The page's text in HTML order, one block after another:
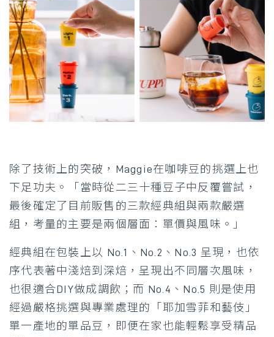
除了技術上的突破，Maggie在咖啡豆的挑選上也
下足功夫。「當時從二三十種豆子中反覆嘗試，
最後確定了目前販售的三款經典組與兩款嚴選
組，考量的主要是兩個層面：單價與風味。」
經典組在包裝上以 No.1、No.2、No.3 呈現，也依
序代表著中淺焙到深焙，呈現出不同層次風味，
也很適合DIY做成調飲；而 No.4、No.5 則是使用
經過嚴格挑選與專業處理的「耶加雪菲和藝伎」
單一產地的單品豆，即便在家也能輕鬆享受精品